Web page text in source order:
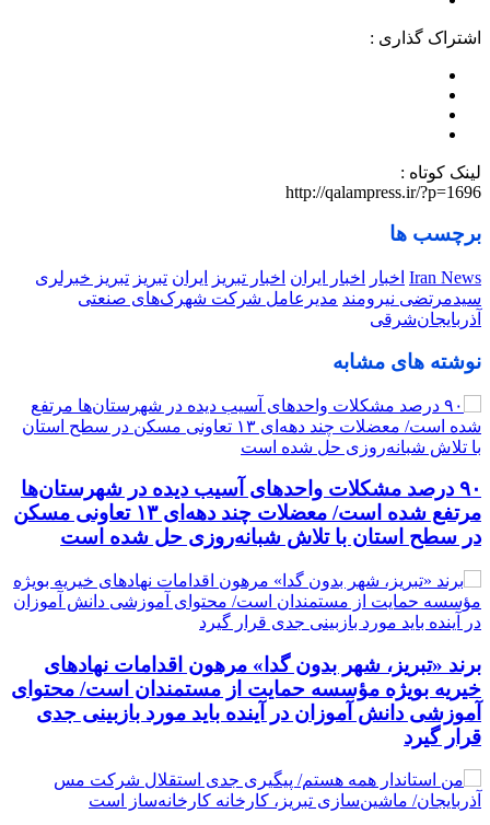
اشتراک گذاری :
لینک کوتاه :
http://qalampress.ir/?p=1696
برچسب ها
Iran News اخبار اخبار ایران اخبار تبریز ایران تبریز تبریز خبرلری
سیدمرتضی نیرومند مدیرعامل شرکت شهرک‌های صنعتی
آذربایجان‌شرقی
نوشته های مشابه
٩٠ درصد مشکلات واحدهای آسیب دیده در شهرستان‌ها
مرتفع شده است/ معضلات چند دهه‌ای ١٣ تعاونی مسکن
در سطح استان با تلاش شبانه‌روزی حل شده است
برند «تبریز، شهر بدون گدا» مرهون اقدامات نهادهای
خیریه بویژه مؤسسه حمایت از مستمندان است/ محتوای
آموزشی دانش آموزان در آینده باید مورد بازبینی جدی
قرار گیرد